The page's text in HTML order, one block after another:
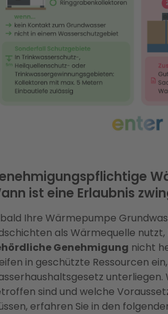
ist eine Erlaubnis
Ihre Wärmepumpe
als Wärmequelle nutzt,
Genehmigung nicht
in geschützte Ressourcen
sind und welche
erfahren Sie in den